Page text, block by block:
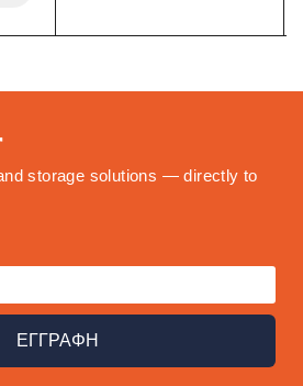
storage solutions — directly to
ΕΓΓΡΑΦΗ